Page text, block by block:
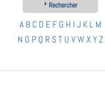
Rechercher
A B C D E F G H I J K L M
N O P Q R ST U VW X YZ